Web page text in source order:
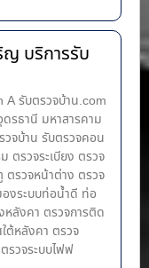
ญ บริการรับ
A รับตรวจบ้าน.com
รธานี มหาสารคาม
จบ้าน รับตรวจคอน
ตรวจระเบียง ตรวจ
รวจหน้าต่าง​ ตรวจ
องระบบท่อน้ำ​ดี ท่อ
หลังคา ตรวจการติด
ต้หลังคา ตรวจ
รวจระบบไฟฟ